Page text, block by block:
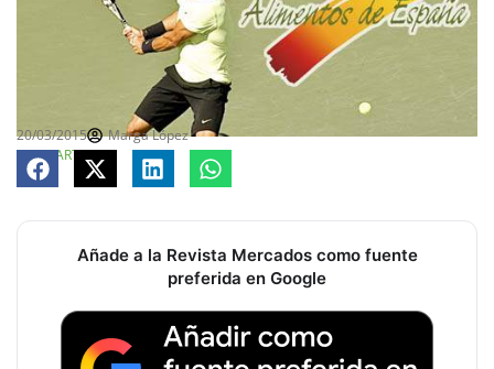
20/03/2015
Marga López
COMPARTE
Añade a la Revista Mercados como fuente
preferida en Google